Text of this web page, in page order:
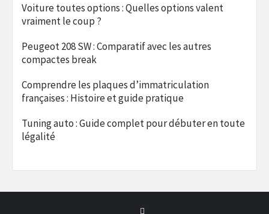
Voiture toutes options : Quelles options valent
vraiment le coup ?
Peugeot 208 SW : Comparatif avec les autres
compactes break
Comprendre les plaques d’immatriculation
françaises : Histoire et guide pratique
Tuning auto : Guide complet pour débuter en toute
légalité
Twitter